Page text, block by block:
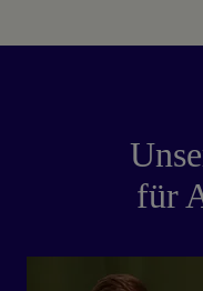
für